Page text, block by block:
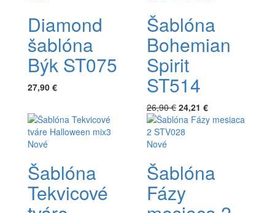
Diamond
šablóna
Býk ST075
27,90 €
Šablóna
Bohemian
Spirit
ST514
26,90 € 24,21 €
Nové
Šablóna
Tekvicové
Nové
Šablóna
Fázy